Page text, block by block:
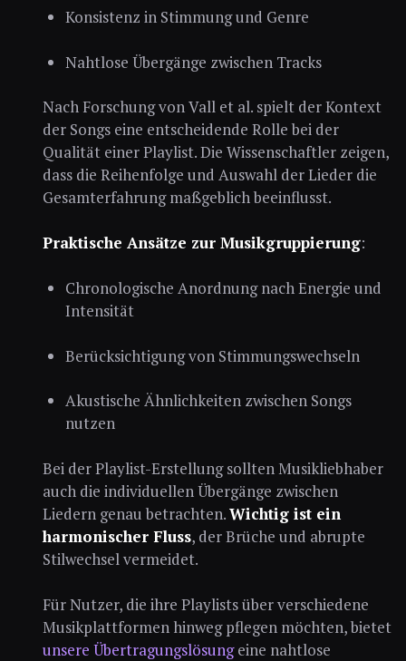
Konsistenz in Stimmung und Genre
Nahtlose Übergänge zwischen Tracks
Nach Forschung von Vall et al. spielt der Kontext
der Songs eine entscheidende Rolle bei der
Qualität einer Playlist. Die Wissenschaftler zeigen,
dass die Reihenfolge und Auswahl der Lieder die
Gesamterfahrung maßgeblich beeinflusst.
Praktische Ansätze zur Musikgruppierung:
Chronologische Anordnung nach Energie und
Intensität
Berücksichtigung von Stimmungswechseln
Akustische Ähnlichkeiten zwischen Songs
nutzen
Bei der Playlist-Erstellung sollten Musikliebhaber
auch die individuellen Übergänge zwischen
Liedern genau betrachten.Wichtig ist ein
harmonischer Fluss, der Brüche und abrupte
Stilwechsel vermeidet.
Für Nutzer, die ihre Playlists über verschiedene
Musikplattformen hinweg pflegen möchten, bietet
unsere Übertragungslösungeine nahtlose